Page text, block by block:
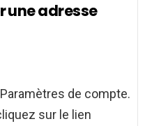
une adresse
de compte.
sur le lien